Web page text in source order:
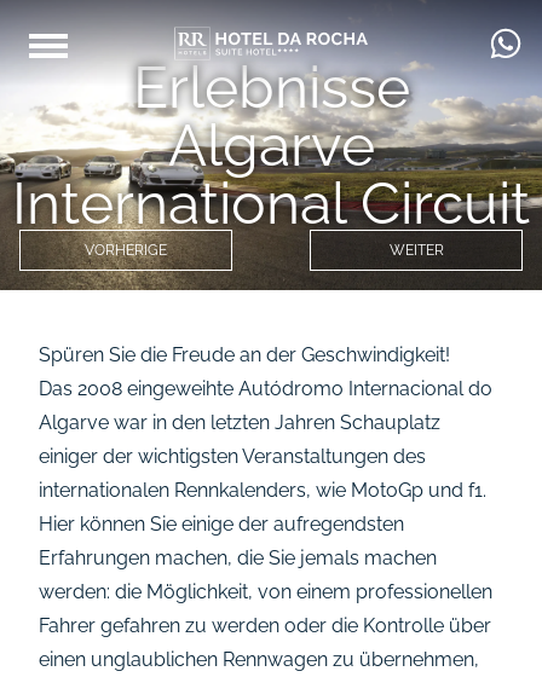
Erlebnisse
Algarve
International Circuit
VORHERIGE WEITER
Spüren Sie die Freude an der Geschwindigkeit!
Das 2008 eingeweihte Autódromo Internacional do
Algarve war in den letzten Jahren Schauplatz
einiger der wichtigsten Veranstaltungen des
internationalen Rennkalenders, wie MotoGp und f1.
Hier können Sie einige der aufregendsten
Erfahrungen machen, die Sie jemals machen
werden: die Möglichkeit, von einem professionellen
Fahrer gefahren zu werden oder die Kontrolle über
einen unglaublichen Rennwagen zu übernehmen,